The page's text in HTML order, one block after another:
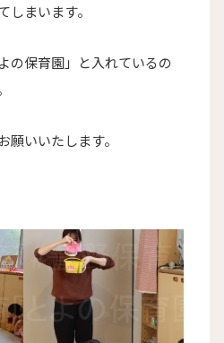
しまいます。
の保育園」と入れているの
願いいたします。